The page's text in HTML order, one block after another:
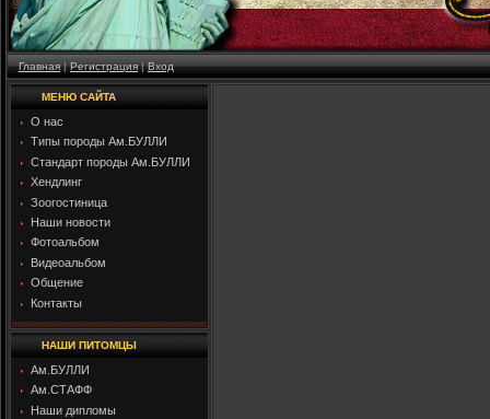
Главная|Регистрация|Вход
МЕНЮ САЙТА
О нас
Типы породы Ам.БУЛЛИ
Стандарт породы Ам.БУЛЛИ
Хендлинг
Зоогостиница
Наши новости
Фотоальбом
Видеоальбом
Общение
Контакты
НАШИ ПИТОМЦЫ
Ам.БУЛЛИ
Ам.СТАФФ
Наши дипломы